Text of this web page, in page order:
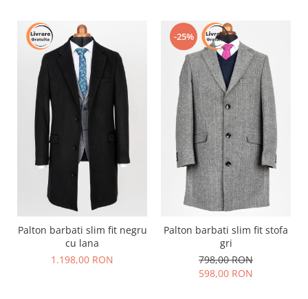
Palton barbati slim fit negru
cu lana
1.198,00 RON
-25%
Palton barbati slim fit stofa
gri
798,00 RON
598,00 RON